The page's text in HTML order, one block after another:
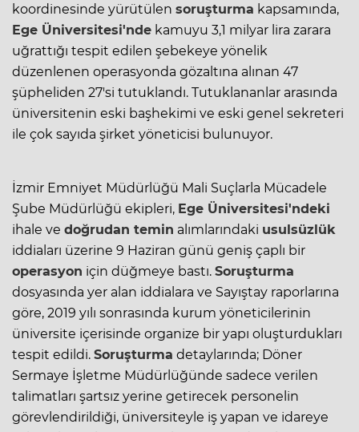
koordinesinde yürütülen soruşturma kapsamında,
Ege Üniversitesi'nde kamuyu 3,1 milyar lira zarara
uğrattığı tespit edilen şebekeye yönelik
düzenlenen operasyonda gözaltına alınan 47
şüpheliden 27'si tutuklandı. Tutuklananlar arasında
üniversitenin eski başhekimi ve eski genel sekreteri
ile çok sayıda şirket yöneticisi bulunuyor.
İzmir Emniyet Müdürlüğü Mali Suçlarla Mücadele
Şube Müdürlüğü ekipleri, Ege Üniversitesi'ndeki
ihale ve doğrudan temin alımlarındaki usulsüzlük
iddiaları üzerine 9 Haziran günü geniş çaplı bir
operasyon için düğmeye bastı. Soruşturma
dosyasında yer alan iddialara ve Sayıştay raporlarına
göre, 2019 yılı sonrasında kurum yöneticilerinin
üniversite içerisinde organize bir yapı oluşturdukları
tespit edildi. Soruşturma detaylarında; Döner
Sermaye İşletme Müdürlüğünde sadece verilen
talimatları şartsız yerine getirecek personelin
görevlendirildiği, üniversiteyle iş yapan ve idareye